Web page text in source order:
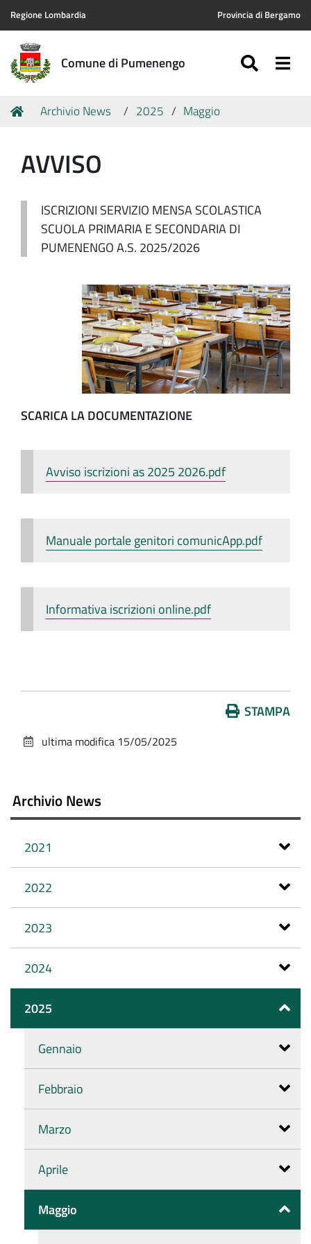
Regione Lombardia Provincia di Bergamo
Comune di Pumenengo
Tu
Home
Archivio News 2025 Maggio
AVVISO
ISCRIZIONI SERVIZIO MENSA SCOLASTICA
SCUOLA PRIMARIA E SECONDARIA DI
PUMENENGO A.S. 2025/2026
SCARICA LA DOCUMENTAZIONE
Avviso iscrizioni as 2025 2026.pdf
Manuale portale genitori comunicApp.pdf
Informativa iscrizioni online.pdf
documento
STAMPA
ultima modifica 15/05/2025
Archivio News
2021
2022
2023
2024
2025
Gennaio
Febbraio
Marzo
Aprile
Maggio